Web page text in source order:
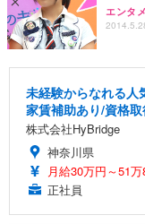
エンタメ
未経験からなれる人
家賃補助あり/資格取
株式会社HyBridge
神奈川県
月給30万円～51
正社員